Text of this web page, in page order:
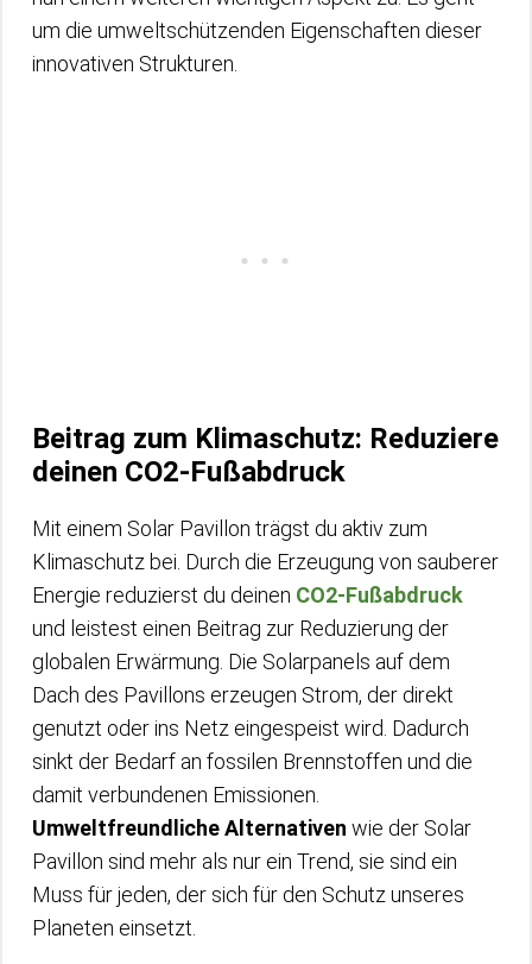
um die umweltschützenden Eigenschaften dieser
innovativen Strukturen.
Beitrag zum Klimaschutz: Reduziere
deinen CO2-Fußabdruck
Mit einem Solar Pavillon trägst du aktiv zum
Klimaschutz bei. Durch die Erzeugung von sauberer
Energie reduzierst du deinen CO2-Fußabdruck
und leistest einen Beitrag zur Reduzierung der
globalen Erwärmung. Die Solarpanels auf dem
Dach des Pavillons erzeugen Strom, der direkt
genutzt oder ins Netz eingespeist wird. Dadurch
sinkt der Bedarf an fossilen Brennstoffen und die
damit verbundenen Emissionen.
Umweltfreundliche Alternativen wie der Solar
Pavillon sind mehr als nur ein Trend, sie sind ein
Muss für jeden, der sich für den Schutz unseres
Planeten einsetzt.